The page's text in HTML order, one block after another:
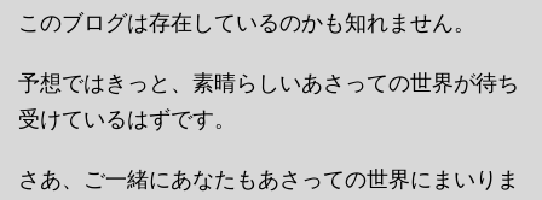
このブログは存在しているのかも知れません。
予想ではきっと、素晴らしいあさっての世界が待ち
受けているはずです。
さあ、ご一緒にあなたもあさっての世界にまいりま